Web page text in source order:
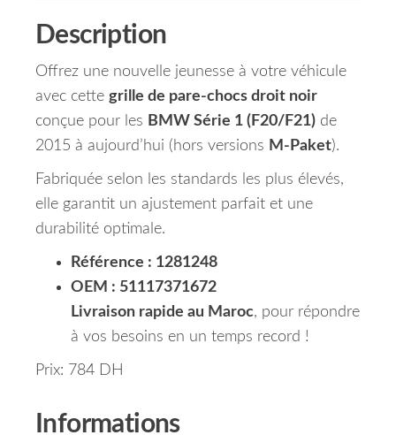
Description
Offrez une nouvelle jeunesse à votre véhicule
avec cette grille de pare-chocs droit noir
conçue pour les BMW Série 1 (F20/F21) de
2015 à aujourd’hui (hors versions M-Paket).
Fabriquée selon les standards les plus élevés,
elle garantit un ajustement parfait et une
durabilité optimale.
Référence : 1281248
OEM : 51117371672
Livraison rapide au Maroc, pour répondre
à vos besoins en un temps record !
Prix: 784 DH
Informations